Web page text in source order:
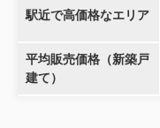
駅近で高価格なエリア
平均販売価格（新築戸
建て）